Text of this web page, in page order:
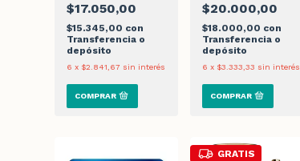
$17.050,00
$15.345,00 con
Transferencia o
depósito
6 x $2.841,67 sin interés
$20.000,00
$18.000,00 con
Transferencia o
depósito
6 x $3.333,33 sin interés
GRATIS